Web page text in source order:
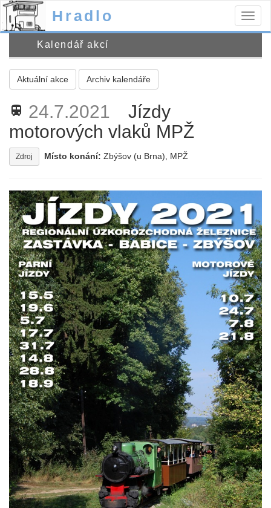
Hradlo
Kalendář akcí
Aktuální akce Archiv kalendáře
train 24.7.2021
Jízdy
motorových vlaků MPŽ
Zdroj Místo konání: Zbýšov (u Brna), MPŽ